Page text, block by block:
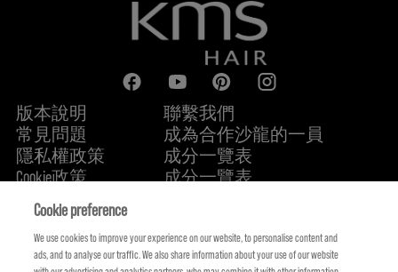
版本說明
常見問題
隱私權政策
Cookie政策
關於我們
聯繫我們
成為合作沙龍的一員
成分一覽表
成分一覽表
Cookie preference
We use cookies to improve your experience on our website, to personalise content and
ads, and to analyse our traffic. We also share information about your use of our website